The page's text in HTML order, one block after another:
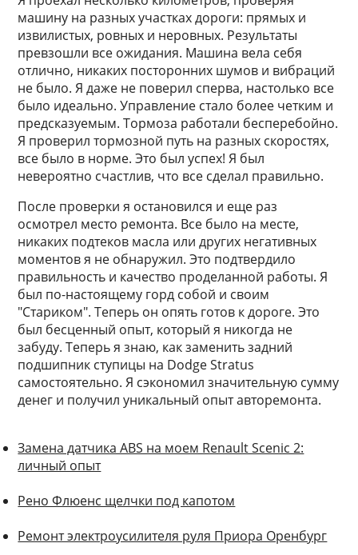
машину на разных участках дороги: прямых и
извилистых, ровных и неровных. Результаты
превзошли все ожидания. Машина вела себя
отлично, никаких посторонних шумов и вибраций
не было. Я даже не поверил сперва, настолько все
было идеально. Управление стало более четким и
предсказуемым. Тормоза работали бесперебойно.
Я проверил тормозной путь на разных скоростях,
все было в норме. Это был успех! Я был
невероятно счастлив, что все сделал правильно.
После проверки я остановился и еще раз
осмотрел место ремонта. Все было на месте,
никаких подтеков масла или других негативных
моментов я не обнаружил. Это подтвердило
правильность и качество проделанной работы. Я
был по-настоящему горд собой и своим
"Стариком". Теперь он опять готов к дороге. Это
был бесценный опыт, который я никогда не
забуду. Теперь я знаю, как заменить задний
подшипник ступицы на Dodge Stratus
самостоятельно. Я сэкономил значительную сумму
денег и получил уникальный опыт авторемонта.
Замена датчика ABS на моем Renault Scenic 2:
личный опыт
Рено Флюенс щелчки под капотом
Ремонт электроусилителя руля Приора Оренбург